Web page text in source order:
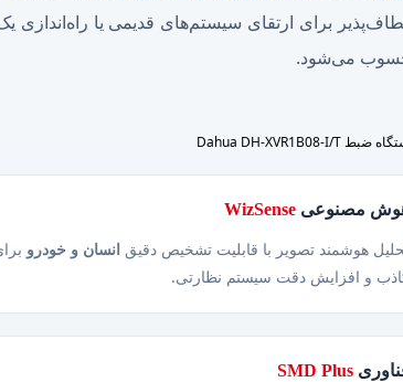
برای ارتقای سیستم‌های قدیمی یا راه‌اندازی
می‌شود.
مصنوعی WizSense
هوشمند تصویر با قابلیت تشخیص دقیق انسان و خودرو
و افزایش دقت سیستم نظارتی.
SMD Plus